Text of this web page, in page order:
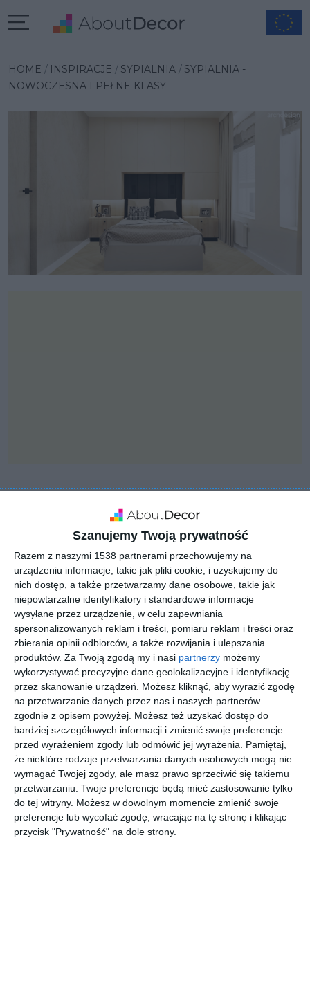
Szanujemy Twoją prywatność
Razem z naszymi 1538 partnerami przechowujemy na
urządzeniu informacje, takie jak pliki cookie, i uzyskujemy do
nich dostęp, a także przetwarzamy dane osobowe, takie jak
niepowtarzalne identyfikatory i standardowe informacje
wysyłane przez urządzenie, w celu zapewniania
spersonalizowanych reklam i treści, pomiaru reklam i treści oraz
zbierania opinii odbiorców, a także rozwijania i ulepszania
produktów. Za Twoją zgodą my i nasi partnerzy możemy
wykorzystywać precyzyjne dane geolokalizacyjne i identyfikację
przez skanowanie urządzeń. Możesz kliknąć, aby wyrazić zgodę
na przetwarzanie danych przez nas i naszych partnerów
zgodnie z opisem powyżej. Możesz też uzyskać dostęp do
bardziej szczegółowych informacji i zmienić swoje preferencje
przed wyrażeniem zgody lub odmówić jej wyrażenia.
Pamiętaj,
że niektóre rodzaje przetwarzania danych osobowych mogą nie
wymagać Twojej zgody, ale masz prawo sprzeciwić się takiemu
przetwarzaniu. Twoje preferencje będą mieć zastosowanie tylko
do tej witryny. Możesz w dowolnym momencie zmienić swoje
preferencje lub wycofać zgodę, wracając na tę stronę i klikając
przycisk "Prywatność" na dole strony.
HOME INSPIRACJE SYPIALNIA
SYPIALNIA -
NOWOCZESNA I PEŁNE KLASY
Sypialnia - nowoczesna i
pełne klasy
Wnętrze nowoczesne i pełne klasy. Wykorzystane materiały
to m.in. barwione lustra grafitowe, płyty meblowe w
metalicznym wykończeniu oraz te z ryflowaniem. Niezwykle
ciekawe i funkcjonalne oświetlenie oraz nietypowe
rozwiązania wydzielające przestrzenie takie jak szklane drzwi
i sufity podwieszane.
AUTOR:ArchDesign
DODAJ DO ULUBIONYCH
UDOSTĘPNIJ
Pozostałe zdjęcia w projekcie:Projekt mieszkania ul.
Golisza - Szczecin